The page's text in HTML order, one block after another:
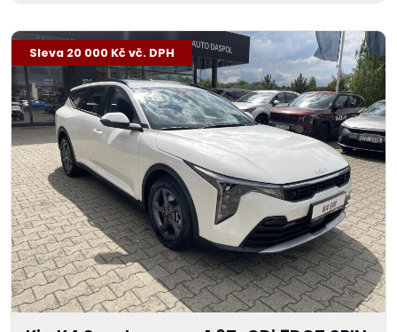
-3 %
Sleva 20 000 Kč vč. DPH